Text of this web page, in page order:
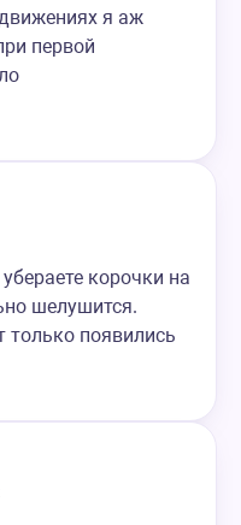
я аж
первой
корочки на
шелушится.
только появились